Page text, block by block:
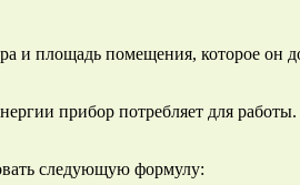
и площадь помещения, которое он
прибор потребляет для
следующую формулу: